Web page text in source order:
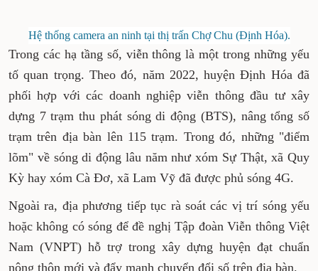
Hệ thống camera an ninh tại thị trấn Chợ Chu (Định Hóa).
Trong các hạ tầng số, viễn thông là một trong những yếu
tố quan trọng. Theo đó, năm 2022, huyện Định Hóa đã
phối hợp với các doanh nghiệp viễn thông đầu tư xây
dựng 7 trạm thu phát sóng di động (BTS), nâng tổng số
trạm trên địa bàn lên 115 trạm. Trong đó, những "điểm
lõm" về sóng di động lâu năm như xóm Sự Thật, xã Quy
Kỳ hay xóm Cà Đơ, xã Lam Vỹ đã được phủ sóng 4G.
Ngoài ra, địa phương tiếp tục rà soát các vị trí sóng yếu
hoặc không có sóng để đề nghị Tập đoàn Viễn thông Việt
Nam (VNPT) hỗ trợ trong xây dựng huyện đạt chuẩn
nông thôn mới và đẩy mạnh chuyển đổi số trên địa bàn.